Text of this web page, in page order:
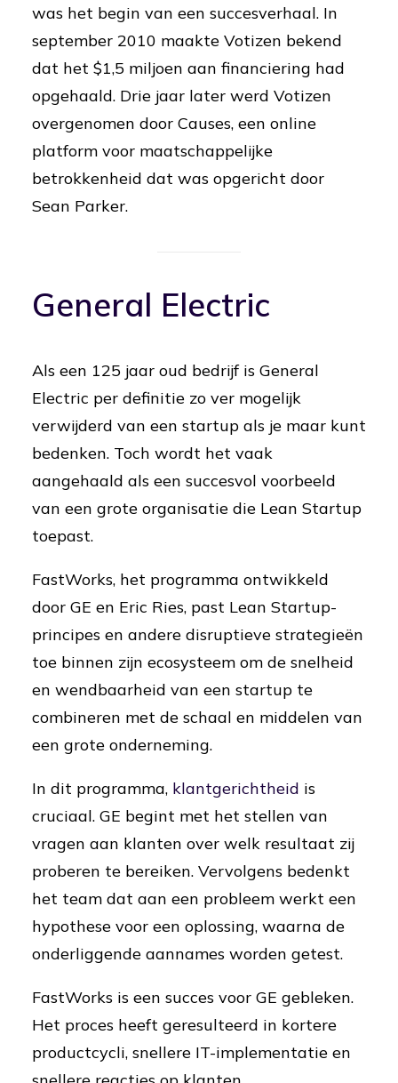
was het begin van een succesverhaal. In
september 2010 maakte Votizen bekend
dat het $1,5 miljoen aan financiering had
opgehaald. Drie jaar later werd Votizen
overgenomen door Causes, een online
platform voor maatschappelijke
betrokkenheid dat was opgericht door
Sean Parker.
General Electric
Als een 125 jaar oud bedrijf is General
Electric per definitie zo ver mogelijk
verwijderd van een startup als je maar kunt
bedenken. Toch wordt het vaak
aangehaald als een succesvol voorbeeld
van een grote organisatie die Lean Startup
toepast.
FastWorks, het programma ontwikkeld
door GE en Eric Ries, past Lean Startup-
principes en andere disruptieve strategieën
toe binnen zijn ecosysteem om de snelheid
en wendbaarheid van een startup te
combineren met de schaal en middelen van
een grote onderneming.
In dit programma, klantgerichtheid is
cruciaal. GE begint met het stellen van
vragen aan klanten over welk resultaat zij
proberen te bereiken. Vervolgens bedenkt
het team dat aan een probleem werkt een
hypothese voor een oplossing, waarna de
onderliggende aannames worden getest.
FastWorks is een succes voor GE gebleken.
Het proces heeft geresulteerd in kortere
productcycli, snellere IT-implementatie en